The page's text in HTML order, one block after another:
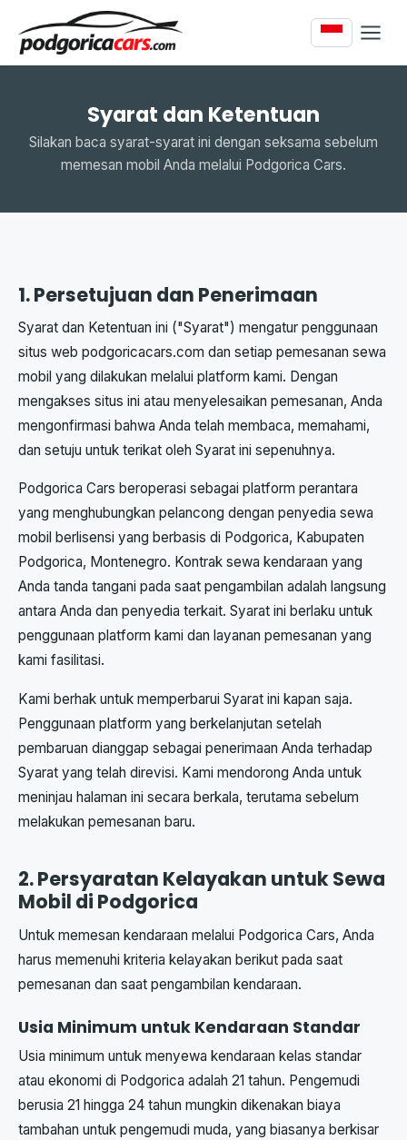
Syarat dan Ketentuan
Silakan baca syarat-syarat ini dengan seksama sebelum
memesan mobil Anda melalui Podgorica Cars.
1. Persetujuan dan Penerimaan
Syarat dan Ketentuan ini ("Syarat") mengatur penggunaan
situs web podgoricacars.com dan setiap pemesanan sewa
mobil yang dilakukan melalui platform kami. Dengan
mengakses situs ini atau menyelesaikan pemesanan, Anda
mengonfirmasi bahwa Anda telah membaca, memahami,
dan setuju untuk terikat oleh Syarat ini sepenuhnya.
Podgorica Cars beroperasi sebagai platform perantara
yang menghubungkan pelancong dengan penyedia sewa
mobil berlisensi yang berbasis di Podgorica, Kabupaten
Podgorica, Montenegro. Kontrak sewa kendaraan yang
Anda tanda tangani pada saat pengambilan adalah langsung
antara Anda dan penyedia terkait. Syarat ini berlaku untuk
penggunaan platform kami dan layanan pemesanan yang
kami fasilitasi.
Kami berhak untuk memperbarui Syarat ini kapan saja.
Penggunaan platform yang berkelanjutan setelah
pembaruan dianggap sebagai penerimaan Anda terhadap
Syarat yang telah direvisi. Kami mendorong Anda untuk
meninjau halaman ini secara berkala, terutama sebelum
melakukan pemesanan baru.
2. Persyaratan Kelayakan untuk Sewa
Mobil di Podgorica
Untuk memesan kendaraan melalui Podgorica Cars, Anda
harus memenuhi kriteria kelayakan berikut pada saat
pemesanan dan saat pengambilan kendaraan.
Usia Minimum untuk Kendaraan Standar
Usia minimum untuk menyewa kendaraan kelas standar
atau ekonomi di Podgorica adalah 21 tahun. Pengemudi
berusia 21 hingga 24 tahun mungkin dikenakan biaya
tambahan untuk pengemudi muda, yang biasanya berkisar